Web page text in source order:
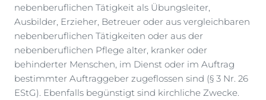
nebenberuflichen Tätigkeit als Übungsleiter,
Ausbilder, Erzieher, Betreuer oder aus vergleichbaren
nebenberuflichen Tätigkeiten oder aus der
nebenberuflichen Pflege alter, kranker oder
behinderter Menschen, im Dienst oder im Auftrag
bestimmter Auftraggeber zugeflossen sind (§ 3 Nr. 26
EStG). Ebenfalls begünstigt sind kirchliche Zwecke.